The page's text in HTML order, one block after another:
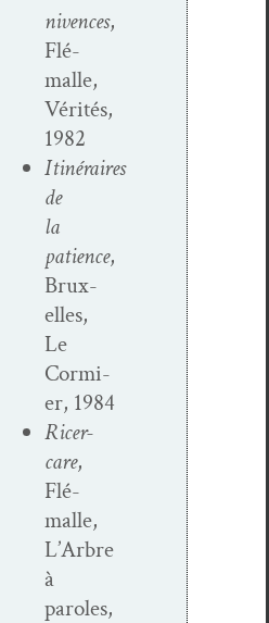
nivences,
Flé­
malle,
Vérités,
1982
Itinéraires
de
la
patience,
Brux­
elles,
Le
Cormi­
er, 1984
Ricer­
care,
Flé­
malle,
L’Arbre
à
paroles,